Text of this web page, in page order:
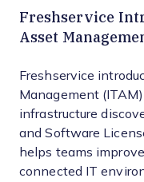
Freshservice
Asset
Freshservice
Management
infrastructure
and Software
helps teams
connected IT